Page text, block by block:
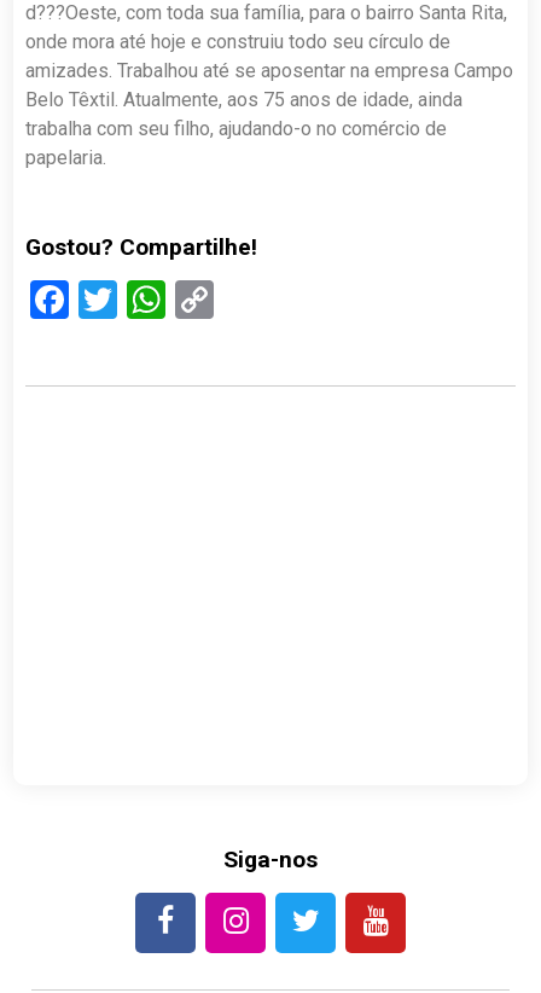
d???Oeste, com toda sua família, para o bairro Santa Rita,
onde mora até hoje e construiu todo seu círculo de
amizades. Trabalhou até se aposentar na empresa Campo
Belo Têxtil. Atualmente, aos 75 anos de idade, ainda
trabalha com seu filho, ajudando-o no comércio de
papelaria.
Gostou? Compartilhe!
Facebook
TwitterWhatsApp
Siga-nos